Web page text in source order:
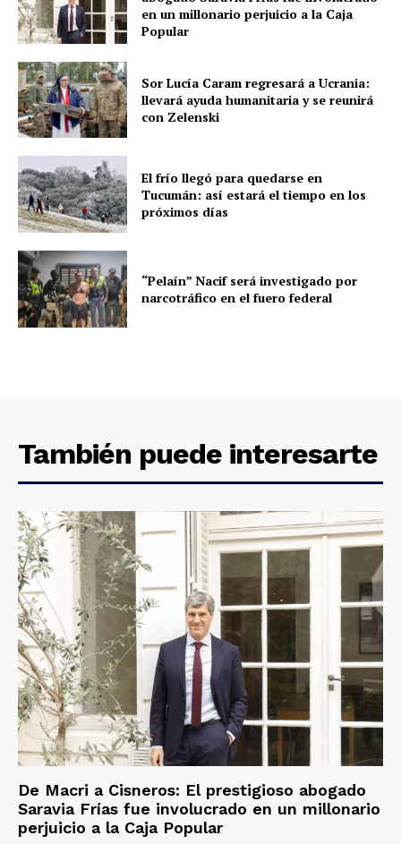
en un millonario perjuicio a la Caja
Popular
Sor Lucía Caram regresará a Ucrania:
llevará ayuda humanitaria y se reunirá
con Zelenski
El frío llegó para quedarse en
Tucumán: así estará el tiempo en los
próximos días
“Pelaín” Nacif será investigado por
narcotráfico en el fuero federal
También puede interesarte
De Macri a Cisneros: El prestigioso abogado
Saravia Frías fue involucrado en un millonario
perjuicio a la Caja Popular